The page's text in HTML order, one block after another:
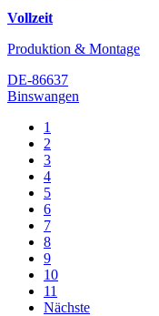
Vollzeit
Produktion & Montage
DE-86637
Binswangen
1
2
3
4
5
6
7
8
9
10
11
Nächste